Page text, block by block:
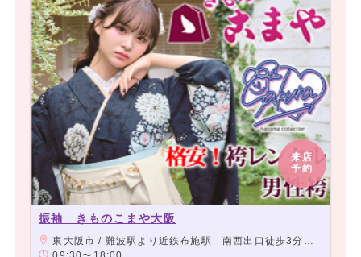
来店
予約
振袖 きものこまや大阪
東大阪市 / 難波駅より近鉄布施駅 南西出口徒歩3分 アーケード商店街角から2店目 当店前に駐車スペース有り